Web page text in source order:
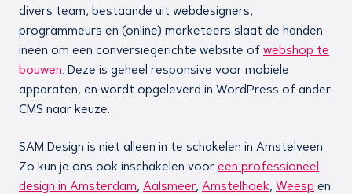
divers team, bestaande uit webdesigners,
programmeurs en (online) marketeers slaat de handen
ineen om een conversiegerichte website of webshop te
bouwen. Deze is geheel responsive voor mobiele
apparaten, en wordt opgeleverd in WordPress of ander
CMS naar keuze.
SAM Design is niet alleen in te schakelen in Amstelveen.
Zo kun je ons ook inschakelen voor een professioneel
design in Amsterdam, Aalsmeer, Amstelhoek, Weesp en